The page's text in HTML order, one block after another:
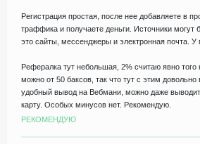
Регистрация простая, после нее добавляете в
траффика и получаете деньги. Источники
это сайты, мессенджеры и электронная почта. У
Рефералка тут небольшая, 2% считаю явно того
можно от 50 баксов, так что тут с этим
удобный вывод на Вебмани, можно даже
карту. Особых минусов нет. Рекомендую.
РЕКОМЕНДУЮ